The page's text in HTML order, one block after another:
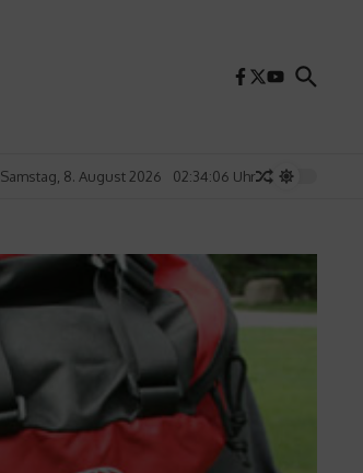
Samstag, 8. August 2026 02:34:08 Uhr